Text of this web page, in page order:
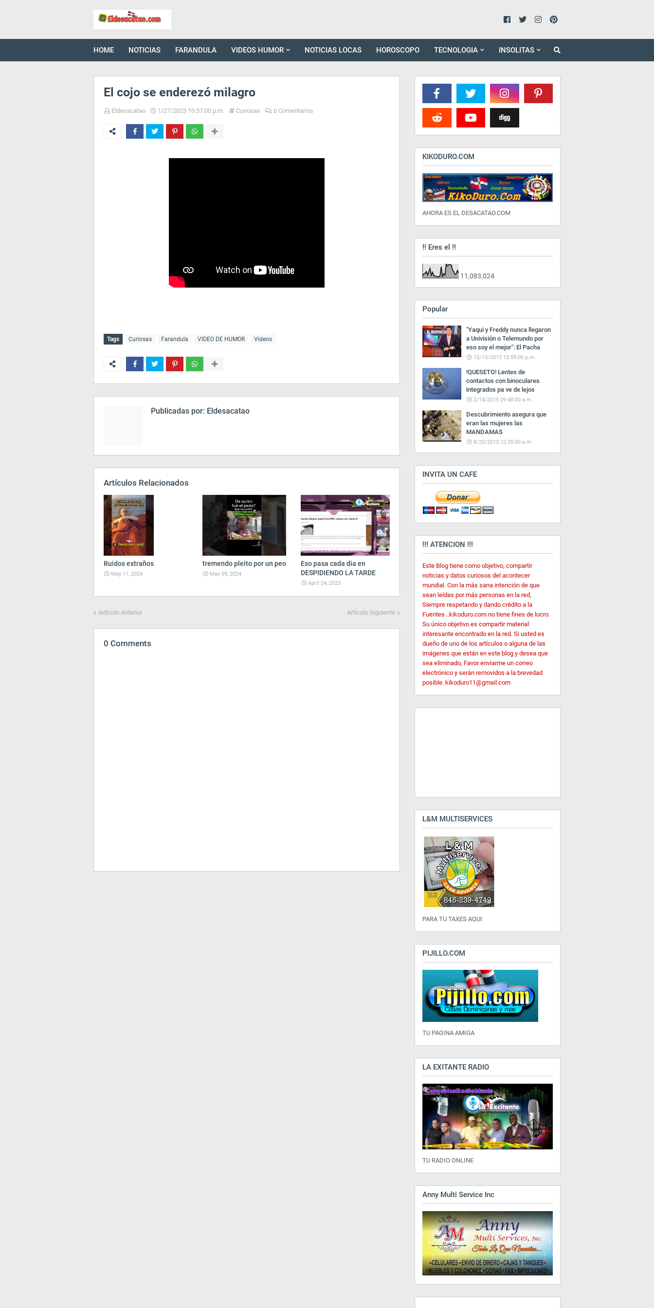
HOME NOTICIAS FARANDULA VIDEOS HUMOR NOTICIAS LOCAS HOROSCOPO TECNOLOGIA INSOLITAS
El cojo se enderezó milagro
Eldesacatao 1/27/2023 10:57:00 p.m. Curiosas 0 Comentarios
Tags Curiosas Farandula VIDEO DE HUMOR Videos
Publicadas por: Eldesacatao
Artículos Relacionados
Ruidos extraños
May 11, 2024
tremendo pleito por un peo
May 09, 2024
Eso pasa cada dia en
DESPIDIENDO LA TARDE
April 24, 2023
Artículo Anterior Artículo Siguiente
0 Comments
KIKODURO.COM
AHORA ES EL DESACATAO.COM
!! Eres el !!
11,083,024
Popular
"Yaqui y Freddy nunca llegaron
a Univisión o Telemundo por
eso soy el mejor": El Pacha
12/15/2013 10:59:00 p.m.
!QUESETO! Lentes de
contactos con binoculares
integrados pa ve de lejos
2/14/2015 09:48:00 a.m.
Descubrimiento asegura que
eran las mujeres las
MANDAMAS
8/25/2013 12:35:00 a.m.
INVITA UN CAFE
!!! ATENCION !!!
Este Blog tiene como objetivo, compartir
noticias y datos curiosos del acontecer
mundial. Con la más sana intención de que
sean leídas por más personas en la red,
Siempre respetando y dando crédito a la
Fuentes ..kikoduro.com no tiene fines de lucro.
Su único objetivo es compartir material
interesante encontrado en la red. Si usted es
dueño de uno de los artículos o alguna de las
imágenes que están en este blog y desea que
sea eliminado, Favor enviarme un correo
electrónico y serán removidos a la brevedad
posible. kikoduro11@gmail.com
L&M MULTISERVICES
PARA TU TAXES AQUI
PIJILLO.COM
TU PAGINA AMIGA
LA EXITANTE RADIO
TU RADIO ONLINE
Anny Multi Service Inc